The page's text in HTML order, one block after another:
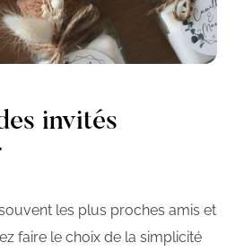
invités
les plus proches amis et
faire le choix de la simplicité